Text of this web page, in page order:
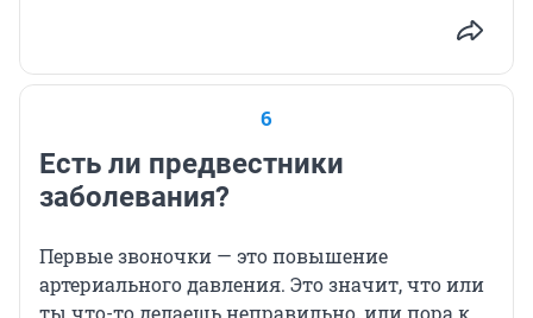
6
Есть ли предвестники
заболевания?
Первые звоночки — это повышение
артериального давления. Это значит, что или
ты что-то делаешь неправильно, или пора к